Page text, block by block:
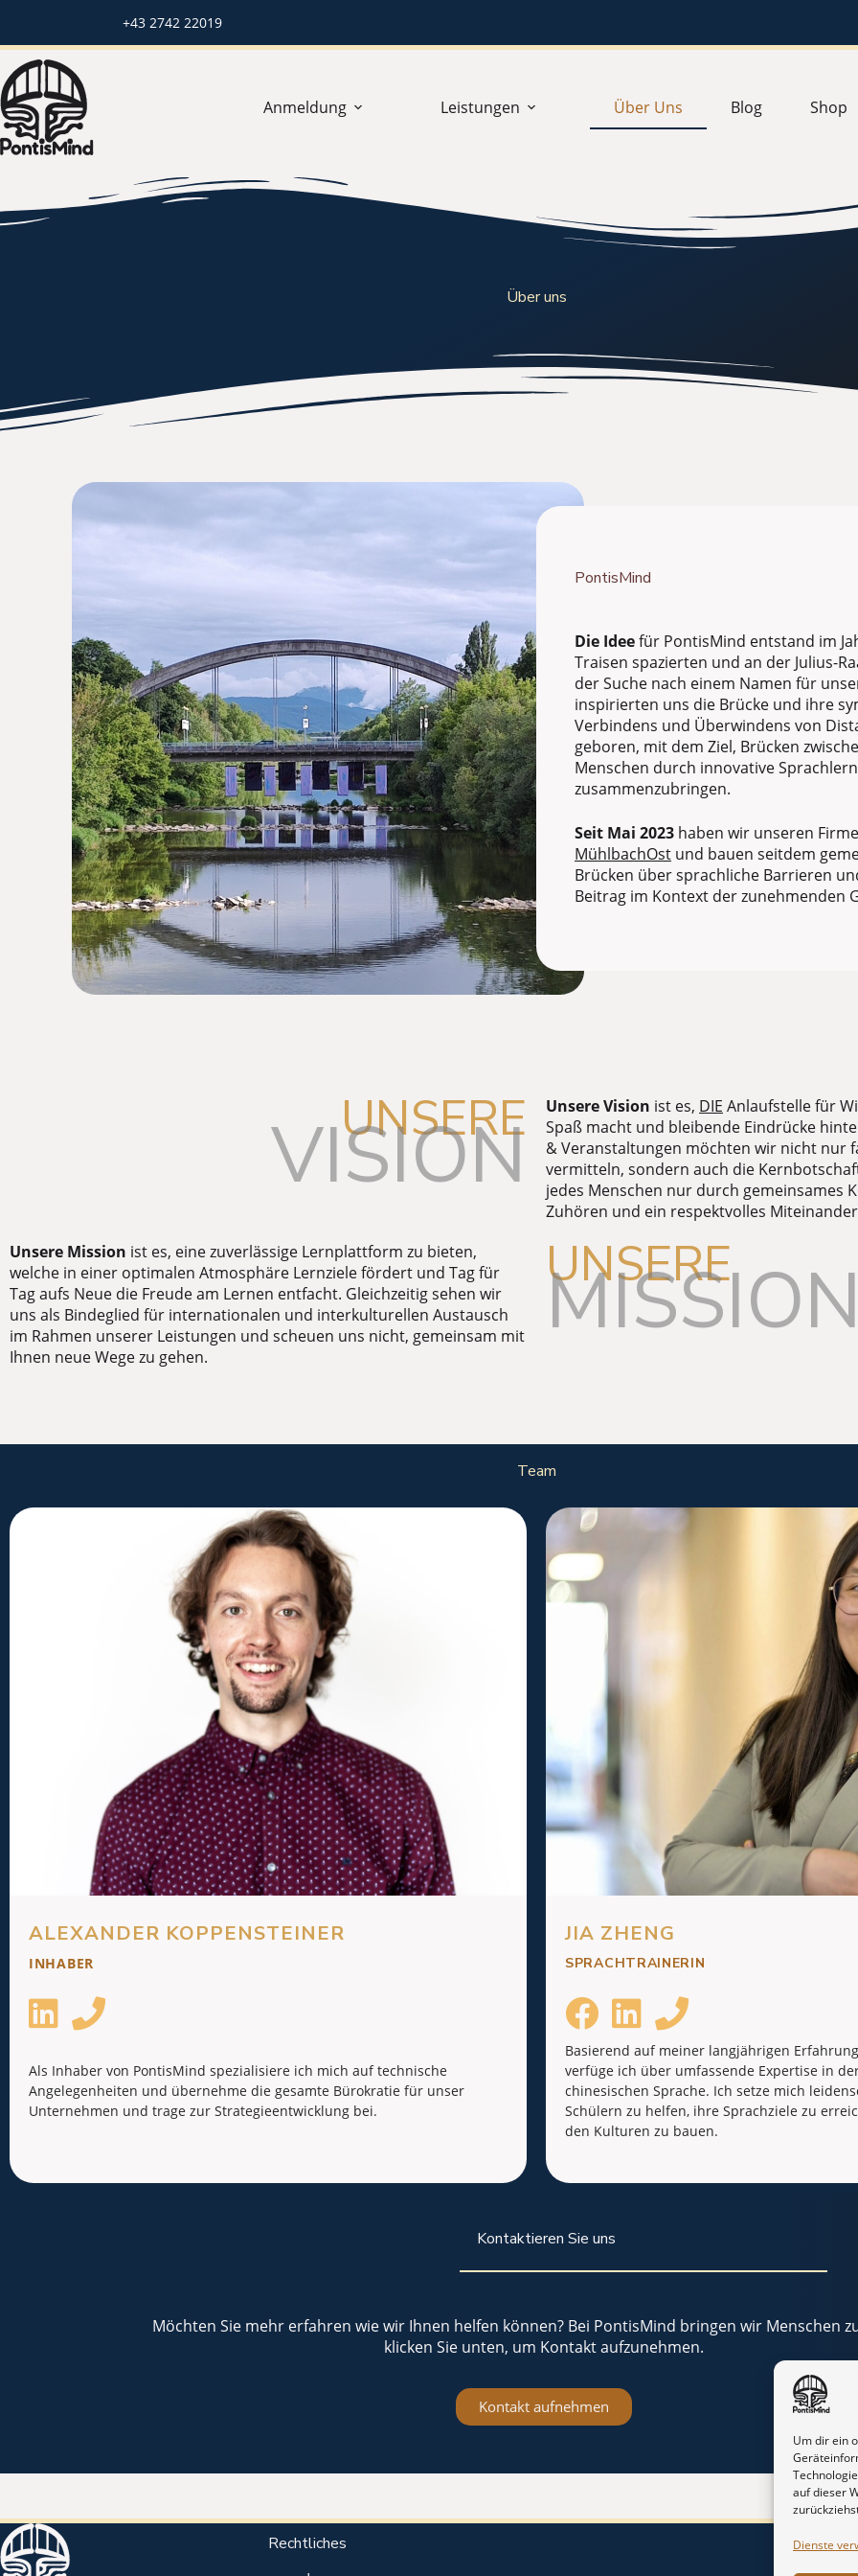
Um dir ein
auf dieser
Dienste
+43 2742 22019
Anmeldung Leistungen Über Uns Blog Shop
Über uns
PontisMind
Die Ideefür PontisMind entstand im
Traisen spazierten und an der Julius-
der Suche nach einem Namen für
inspirierten uns die Brücke und ihre
Verbindens und Überwindens von
geboren, mit dem Ziel, Brücken
Menschen durch innovative
zusammenzubringen.
Seit Mai 2023 haben wir unseren
MühlbachOst und bauen seitdem
Brücken über sprachliche Barrieren
Beitrag im Kontext derzunehmenden
UNSERE
VISION Unsere Vision ist es, DIE Anlaufstelle für
Spaß macht und bleibende Eindrücke
& Veranstaltungen möchten wir nicht nur
vermitteln, sondern auch die
jedes Menschen nur durch gemeinsames
Zuhören und ein respektvolles
Unsere Mission ist es, eine zuverlässige Lernplattform zu bieten,
welche in einer optimalen Atmosphäre Lernziele fördert und Tag für
Tag aufs Neue die Freude am Lernen entfacht. Gleichzeitig sehen wir
uns als Bindeglied für internationalen und interkulturellen Austausch
im Rahmen unserer Leistungen und scheuen uns nicht, gemeinsam mit
Ihnen neue Wege zu gehen.
UNSERE
Team
ALEXANDER KOPPENSTEINER
INHABER
Als Inhaber von PontisMind spezialisiere ich mich auf technische
Angelegenheiten und übernehme die gesamte Bürokratie für unser
Unternehmen und trage zur Strategieentwicklung bei.
JIA ZHENG
SPRACHTRAINERIN
Basierend auf meiner langjährigen
verfüge ich über umfassende Expertise in
chinesischen Sprache. Ich setze mich
Schülern zu helfen, ihre Sprachziele zu
den Kulturen zu bauen.
Kontaktieren Sie uns
Möchten Sie mehr erfahren wie wir Ihnen helfen können? Bei PontisMind bringen wir Menschen
klicken Sie unten, um Kontakt aufzunehmen.
Kontakt aufnehmen
Rechtliches